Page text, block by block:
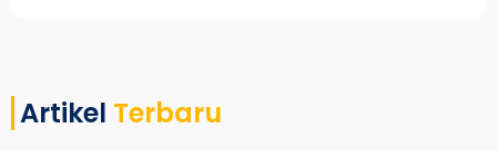
Artikel Terbaru